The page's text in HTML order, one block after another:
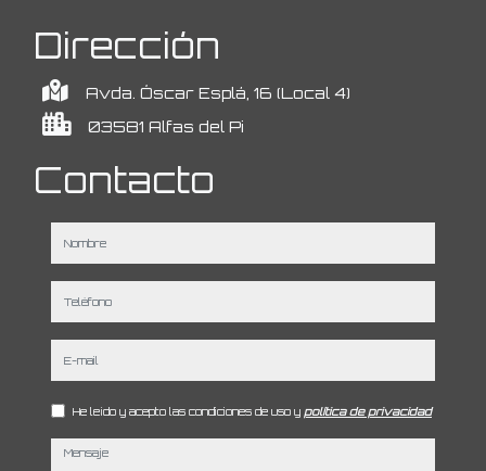
Dirección
Avda. Óscar Esplá, 16 (Local 4)
03581 Alfas del Pi
Contacto
He leído y acepto las condiciones de uso y política de privacidad
mensaje